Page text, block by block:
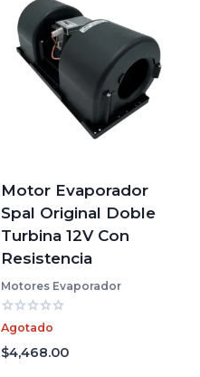
Motor Evaporador
Spal Original Doble
Turbina 12V Con
Resistencia
Motores Evaporador
Valorado
con
0
de
Agotado
$4,468.00